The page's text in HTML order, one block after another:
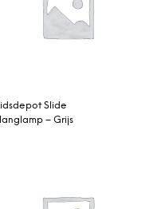
Slide
– Grijs